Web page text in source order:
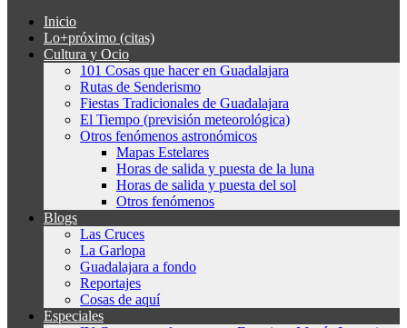
Inicio
Lo+próximo (citas)
Cultura y Ocio
101 Cosas que hacer en Guadalajara
Rutas de Senderismo
Fiestas Tradicionales de Guadalajara
El Tiempo (previsión meteorológica)
Otros fenómenos astronómicos
Mapas Estelares
Horas de salida y puesta de la luna
Horas de salida y puesta del sol
Otros fenómenos
Blogs
Las Cruces
La Garlopa
Guadalajara a fondo
Reportajes
Cosas de aquí
Especiales